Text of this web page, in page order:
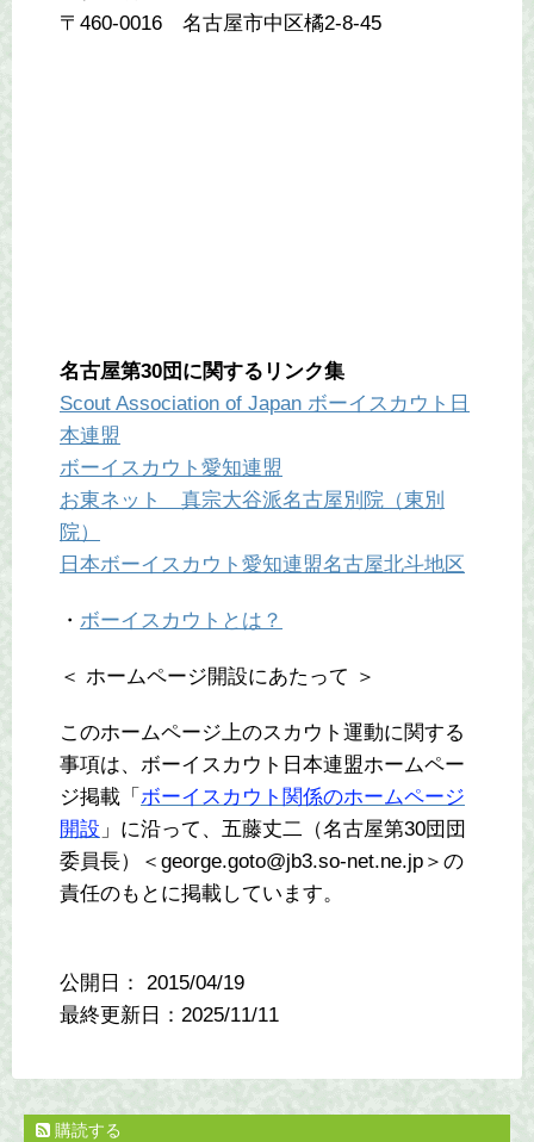
〒460-0016 名古屋市中区橘2-8-45
名古屋第30団に関するリンク集
Scout Association of Japan ボーイスカウト日
本連盟
ボーイスカウト愛知連盟
お東ネット 真宗大谷派名古屋別院（東別
院）
日本ボーイスカウト愛知連盟名古屋北斗地区
・ ボーイスカウトとは？
＜ ホームページ開設にあたって ＞
このホームページ上のスカウト運動に関する
事項は、ボーイスカウト日本連盟ホームペー
ジ掲載「 ボーイスカウト関係のホームページ
開設 」に沿って、五藤丈二（名古屋第30団団
委員長）＜george.goto@jb3.so-net.ne.jp＞の
責任のもとに掲載しています。
公開日： 2015/04/19
最終更新日：2025/11/11
購読する